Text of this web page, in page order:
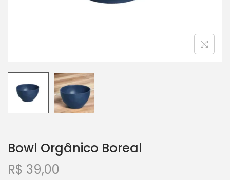
Bowl Orgânico Boreal
R$ 39,00